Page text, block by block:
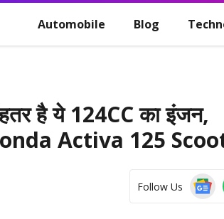
Automobile Blog
है ये 124CC का इंजन,
Activa 125
Follow Us